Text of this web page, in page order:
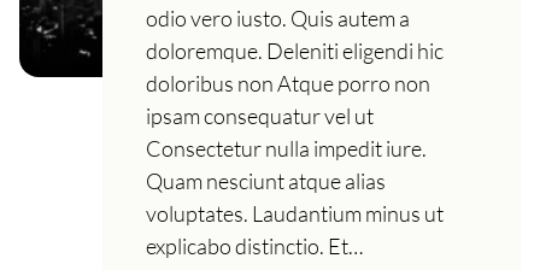
odio vero iusto. Quis autem a
doloremque. Deleniti eligendi hic
doloribus non Atque porro non
ipsam consequatur vel ut
Consectetur nulla impedit iure.
Quam nesciunt atque alias
voluptates. Laudantium minus ut
explicabo distinctio. Et…